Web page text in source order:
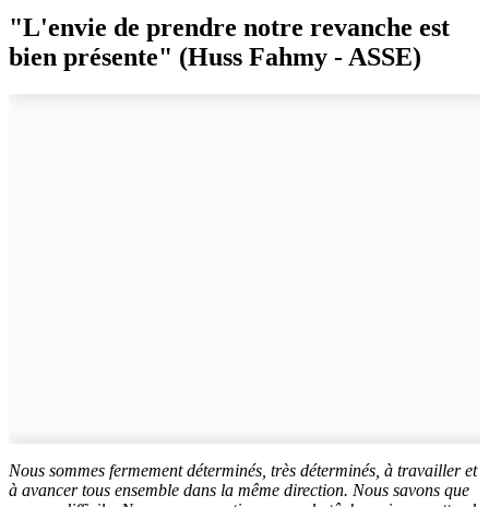
"L'envie de prendre notre revanche est
bien présente" (Huss Fahmy - ASSE)
Nous sommes fermement déterminés, très déterminés, à travailler et
à avancer tous ensemble dans la même direction. Nous savons que